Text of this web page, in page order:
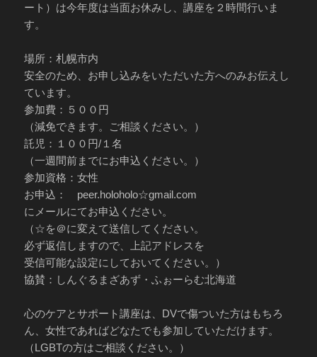
ート）は今年度は当面お休みし、講座を２時間行いま
す。
場所：札幌市内
安全のため、お申し込みをいただいた方へのみお伝えし
ています。
参加費：５００円
（減免できます。ご相談ください。）
託児：１００円/１名
（一週間前までにお申込ください。）
参加資格：女性
お申込： peer.holoholo☆gmail.com
にメールにてお申込ください。
（☆を＠に変えて送信してください。
必ず返信しますので、上記アドレスを
受信可能な設定にしておいてください。）
協賛：しんぐるまざあず・ふぉーらむ北海道
心のケアとサポート講座は、DVで傷ついた方はもちろ
ん、女性であればどなたでも参加していただけます。
（LGBTの方はご相談ください。）